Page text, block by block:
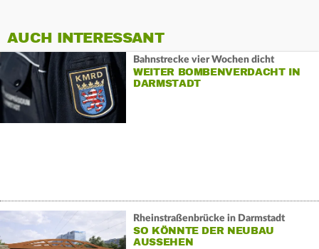
AUCH INTERESSANT
Bahnstrecke vier Wochen dicht
WEITER BOMBENVERDACHT IN
DARMSTADT
Rheinstraßenbrücke in Darmstadt
SO KÖNNTE DER NEUBAU
AUSSEHEN